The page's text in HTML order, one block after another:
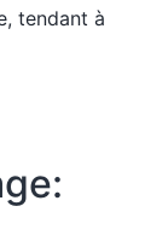
tendant à